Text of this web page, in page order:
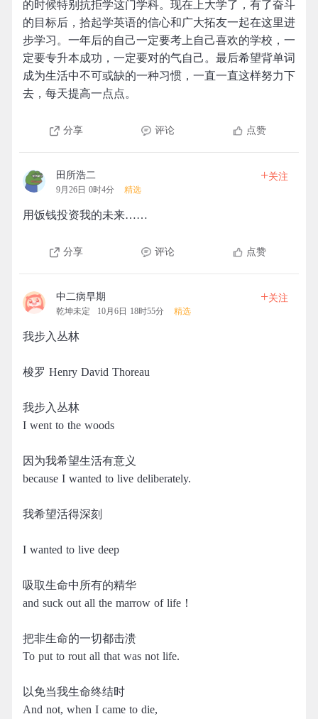
的时候特别抗拒学这门学科。现在上大学了，有了奋斗
的目标后，拾起学英语的信心和广大拓友一起在这里进
步学习。一年后的自己一定要考上自己喜欢的学校，一
定要专升本成功，一定要对的气自己。最后希望背单词
成为生活中不可或缺的一种习惯，一直一直这样努力下
去，每天提高一点点。
分享 评论 点赞
田所浩二
9月26日 0时4分 精选
+关注
用饭钱投资我的未来……
分享 评论 点赞
中二病早期
乾坤未定 10月6日 18时55分 精选
+关注
我步入丛林
梭罗 Henry David Thoreau
我步入丛林
I went to the woods
因为我希望生活有意义
because I wanted to live deliberately.
我希望活得深刻
I wanted to live deep
吸取生命中所有的精华
and suck out all the marrow of life！
把非生命的一切都击溃
To put to rout all that was not life.
以免当我生命终结时
And not, when I came to die,